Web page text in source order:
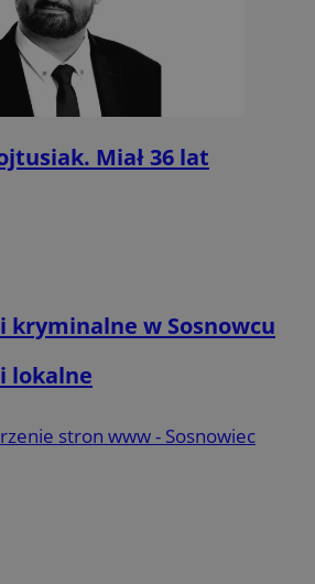
Miał 36 lat
kryminalne w Sosnowcu
lokalne
stron www - Sosnowiec